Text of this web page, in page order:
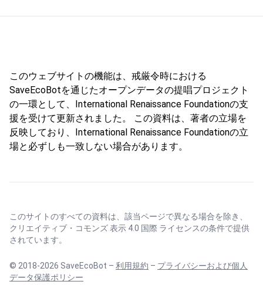
このウェブサイトの機能は、戒厳令時における
SaveEcoBotを通じたオープンデータの提唱プロジェクト
の一環として、International Renaissance Foundationの支
援を受けて更新されました。 この資料は、著者の立場を
反映しており、International Renaissance Foundationの立
場と必ずしも一致しない場合があります。
このサイトのすべての資料は、該当ページで異なる場合を除き、
クリエイティブ・コモンズ 表示 4.0 国際 ライセンスの条件で提供
されています。
© 2018-2026 SaveEcoBot – 利用規約 – プライバシーおよび個人
データ保護ポリシー